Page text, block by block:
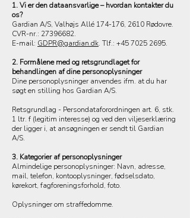
1. Vi er den dataansvarlige – hvordan kontakter du
os?
Gardian A/S, Valhøjs Allé 174-176, 2610 Rødovre.
CVR-nr.: 27396682.
E-mail: GDPR@gardian.dk. Tlf.: +45 7025 2695.
2. Formålene med og retsgrundlaget for
behandlingen af dine personoplysninger
Dine personoplysninger anvendes ifm. at du har
søgt en stilling hos Gardian A/S.
Retsgrundlag - Persondataforordningen art. 6, stk.
1 ltr. f (legitim interesse) og ved den viljeserklæring
der ligger i, at ansøgningen er sendt til Gardian
A/S.
3. Kategorier af personoplysninger
Almindelige personoplysninger: Navn, adresse,
mail, telefon, kontooplysninger, fødselsdato,
kørekort, fagforeningsforhold, foto.
Oplysninger om straffedomme.